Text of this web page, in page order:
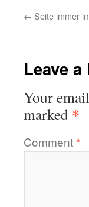
← Seite immer
Leave a
Your
marked *
Comment*